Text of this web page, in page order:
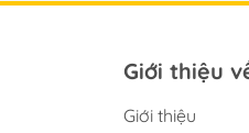
Giới thiệu
Giới thiệu